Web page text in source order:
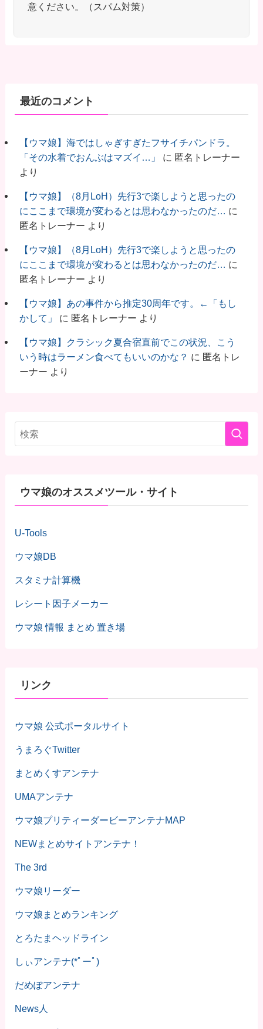
意ください。（スパム対策）
最近のコメント
【ウマ娘】海ではしゃぎすぎたフサイチパンドラ。
「その水着でおんぶはマズイ…」
に 匿名トレーナー
より
【ウマ娘】（8月LoH）先行3で楽しようと思ったの
にここまで環境が変わるとは思わなかったのだ… に
匿名トレーナー より
【ウマ娘】（8月LoH）先行3で楽しようと思ったの
にここまで環境が変わるとは思わなかったのだ… に
匿名トレーナー より
【ウマ娘】あの事件から推定30周年です。←「もし
かして」
に 匿名トレーナー より
【ウマ娘】クラシック夏合宿直前でこの状況、こう
いう時はラーメン食べてもいいのかな？ に 匿名トレ
ーナー より
ウマ娘のオススメツール・サイト
U-Tools
ウマ娘DB
スタミナ計算機
レシート因子メーカー
ウマ娘 情報 まとめ 置き場
リンク
ウマ娘 公式ポータルサイト
うまろぐTwitter
まとめくすアンテナ
UMAアンテナ
ウマ娘プリティーダービーアンテナMAP
NEWまとめサイトアンテナ！
The 3rd
ウマ娘リーダー
ウマ娘まとめランキング
とろたまヘッドライン
しぃアンテナ(*ﾟーﾟ)
だめぽアンテナ
News人